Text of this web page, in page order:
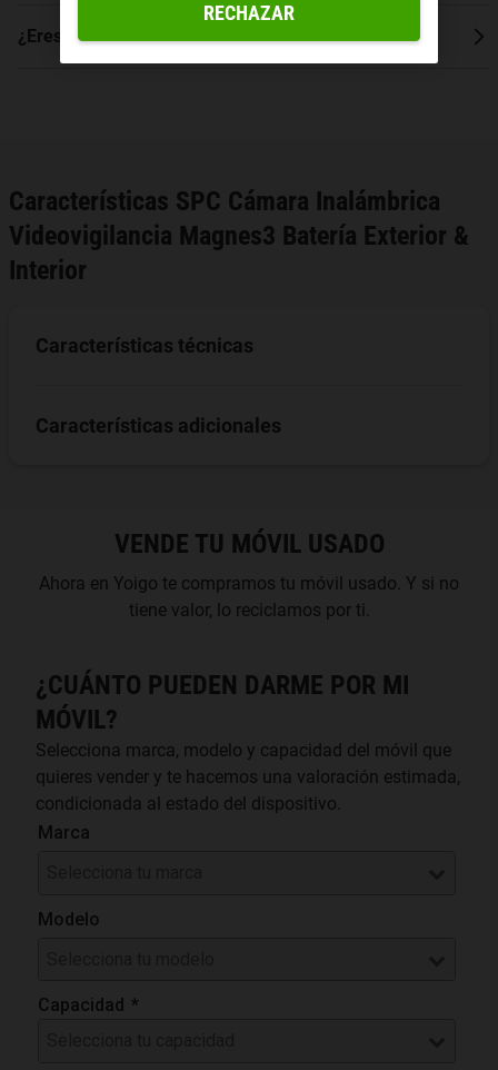
¿Eres cliente? Mira tus ofertas personalizadas
Características SPC Cámara Inalámbrica
Videovigilancia Magnes3 Batería Exterior &
Interior
Características técnicas
Características adicionales
VENDE TU MÓVIL USADO
Ahora en Yoigo te compramos tu móvil usado. Y si no
tiene valor, lo reciclamos por ti.
¿CUÁNTO PUEDEN DARME POR MI
MÓVIL?
Selecciona marca, modelo y capacidad del móvil que
quieres vender y te hacemos una valoración estimada,
condicionada al estado del dispositivo.
RECHAZAR